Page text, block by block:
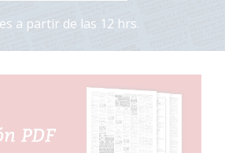
a partir de las 12 hrs.